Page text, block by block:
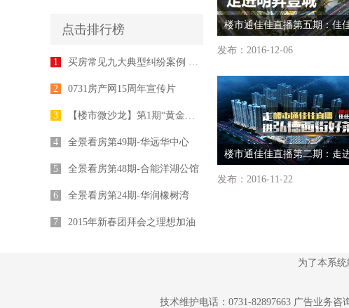
点击排行榜
1 买房常见九大典型纠纷案例 律师为您支招
2 0731房产网15周年宣传片
3 【楼市微沙龙】第1期“黄金十年”专家座谈会举行
4 全景看房第49期-华远华中心
5 全景看房第48期-合能洋湖公馆
6 全景看房第24期-华润橡树湾
7 2015年新春团拜会之理想加油
发布：2016-12-06
发布：2016-11-22
为了本系
技术维护电话：0731-82897663 广告业务咨